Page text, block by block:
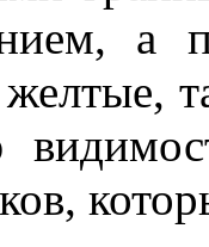
а
желтые,